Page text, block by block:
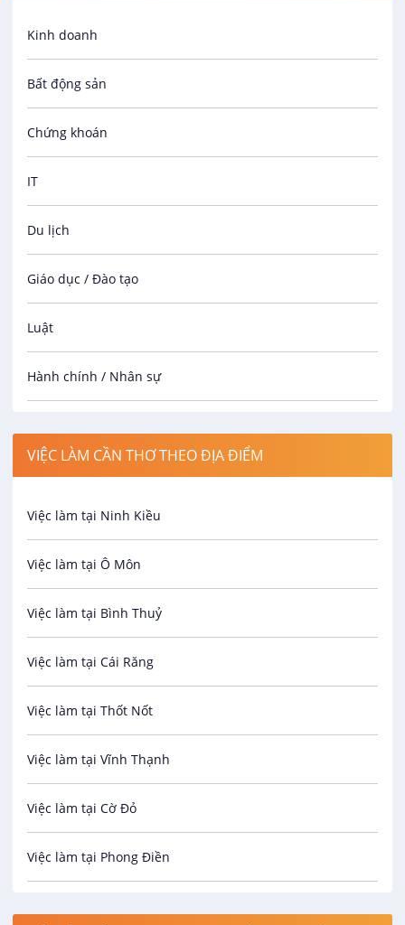
Kinh doanh
Bất động sản
Chứng khoán
IT
Du lịch
Giáo dục / Đào tạo
Luật
Hành chính / Nhân sự
Spa
Bảo Vệ
An toàn lao động
Bảo hiểm
Biên phiên dịch
Bưu chính viễn thông
Cơ khí
Công nghệ sinh học
Công nghệ thực phẩm
Điện / Điện tử / Điện lạnh
VIỆC LÀM CẦN THƠ THEO ĐỊA ĐIỂM
Việc làm tại Ninh Kiều
Việc làm tại Ô Môn
Việc làm tại Bình Thuỷ
Việc làm tại Cái Răng
Việc làm tại Thốt Nốt
Việc làm tại Vĩnh Thạnh
Việc làm tại Cờ Đỏ
Việc làm tại Phong Điền